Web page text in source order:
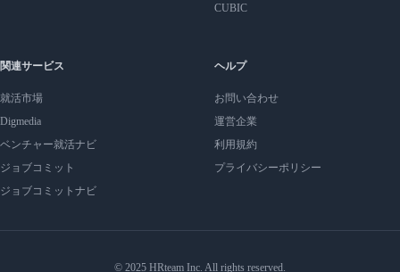
CUBIC
関連サービス
就活市場
Digmedia
ベンチャー就活ナビ
ジョブコミット
ジョブコミットナビ
ヘルプ
お問い合わせ
運営企業
利用規約
プライバシーポリシー
© 2025 HRteam Inc. All rights reserved.